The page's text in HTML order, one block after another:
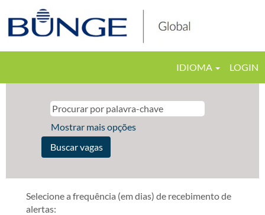
IDIOMA LOGIN
Mostrar mais opções
Selecione a frequência (em dias) de recebimento de
alertas: